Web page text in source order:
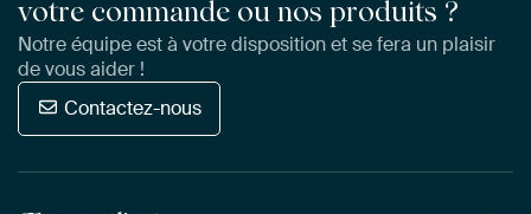
votre commande ou nos produits ?
Notre équipe est à votre disposition et se fera un plaisir
de vous aider !
Contactez-nous